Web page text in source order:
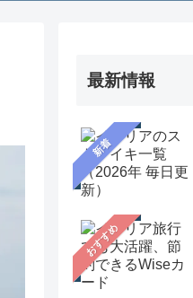
最新情報
新着
おすすめ